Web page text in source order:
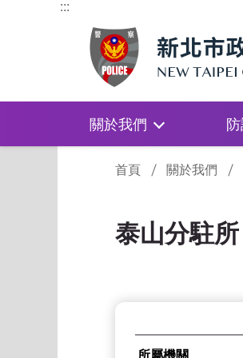
:::
關於我們
首頁
關於我們
泰山分駐所